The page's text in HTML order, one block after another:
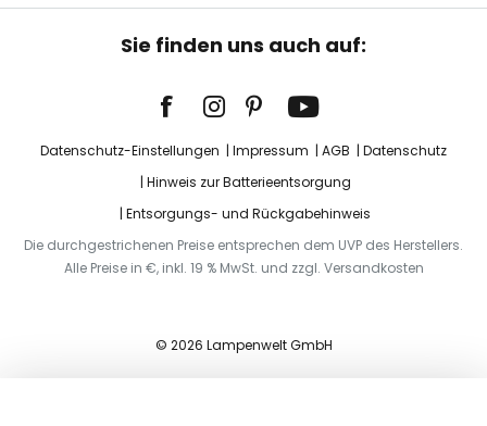
Sie finden uns auch auf:
Datenschutz-Einstellungen Impressum AGB
Datenschutz
Hinweis zur Batterieentsorgung
Entsorgungs- und Rückgabehinweis
Die durchgestrichenen Preise entsprechen dem UVP des Herstellers.
Alle Preise in €, inkl. 19 % MwSt. und zzgl. Versandkosten
© 2026 Lampenwelt GmbH